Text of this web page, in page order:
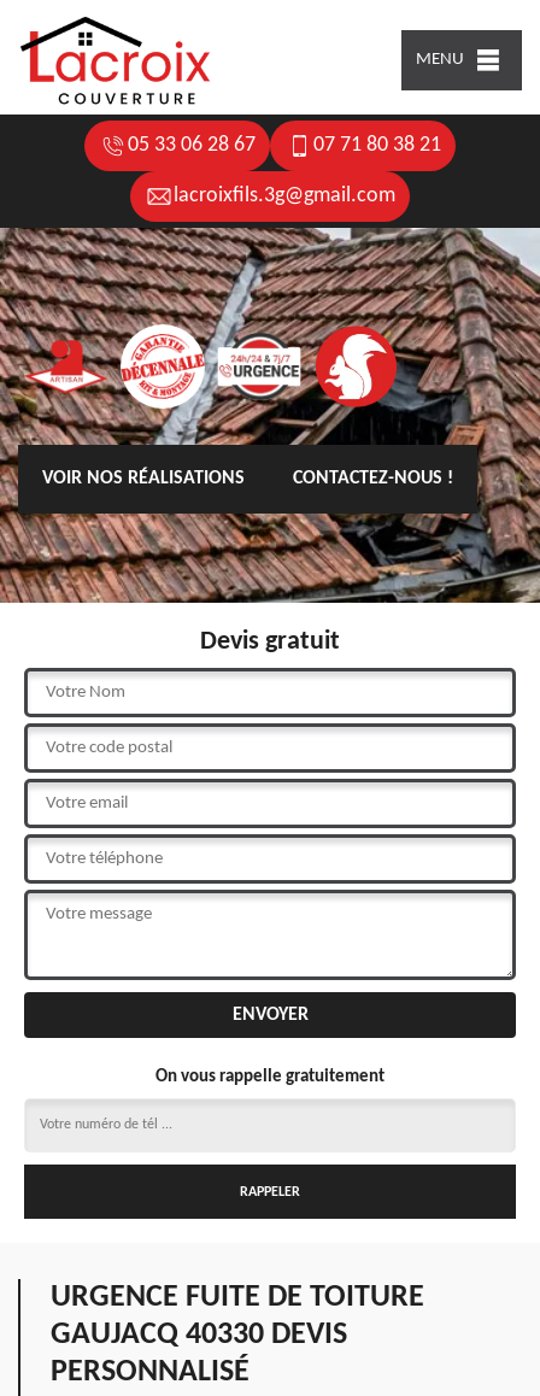
MENU
05 33 06 28 67 07 71 80 38 21
lacroixfils.3g@gmail.com
VOIR NOS RÉALISATIONS CONTACTEZ-NOUS !
Devis gratuit
On vous rappelle gratuitement
URGENCE FUITE DE TOITURE
GAUJACQ 40330 DEVIS
PERSONNALISÉ